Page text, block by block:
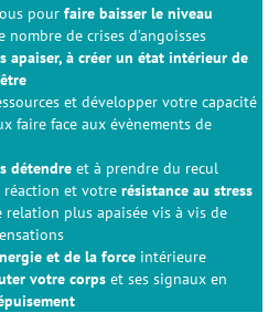
pour faire baisser le niveau
de crises d’angoisses
apaiser, à créer un état intérieur de
et développer votre capacité
faire face aux évènements de
détendre et à prendre du recul
réaction et votre résistance au stress
relation plus apaisée vis à vis de
et de la force intérieure
votre corps et ses signaux en